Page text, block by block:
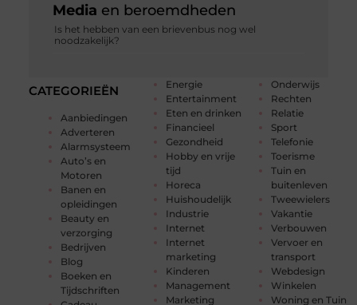
CATEGORIEËN
Aanbiedingen
Adverteren
Alarmsysteem
Auto’s en
Motoren
Banen en
opleidingen
Beauty en
verzorging
Bedrijven
Blog
Boeken en
Tijdschriften
Energie
Entertainment
Eten en drinken
Financieel
Gezondheid
Hobby en vrije
tijd
Horeca
Huishoudelijk
Industrie
Internet
Internet
marketing
Kinderen
Management
Marketing
Onderwijs
Rechten
Relatie
Sport
Telefonie
Toerisme
Tuin en
buitenleven
Tweewielers
Vakantie
Verbouwen
Vervoer en
transport
Webdesign
Winkelen
Woning en Tuin
Media en beroemdheden
Is het hebben van een brievenbus nog wel
noodzakelijk?